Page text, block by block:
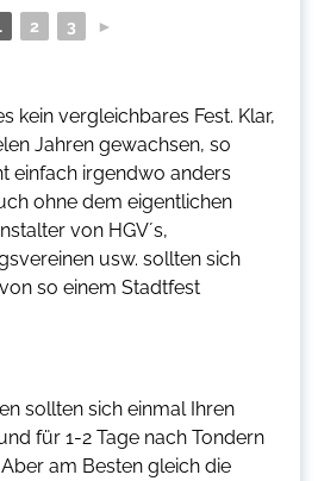
2 3 ►
kein vergleichbares Fest. Klar,
Jahren gewachsen, so
einfach irgendwo anders
ohne dem eigentlichen
von HGV´s,
usw. sollten sich
so einem Stadtfest
sollten sich einmal Ihren
für 1-2 Tage nach Tondern
am Besten gleich die